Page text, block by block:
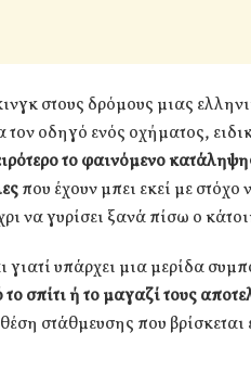
στους δρόμους μιας
τον οδηγό ενός οχήματος,
το φαινόμενο
που έχουν μπει εκεί με
να γυρίσει ξανά πίσω ο
υπάρχει μια μερίδα
σπίτι ή το μαγαζί τους
στάθμευσης που βρίσκεται